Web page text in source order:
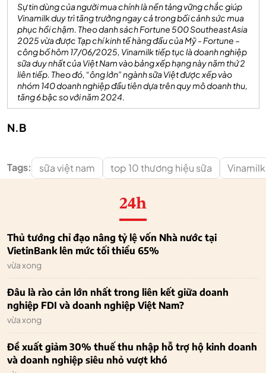
Sự tin dùng của người mua chính là nền tảng vững chắc giúp
Vinamilk duy trì tăng trưởng ngay cả trong bối cảnh sức mua
phục hồi chậm. Theo danh sách Fortune 500 Southeast Asia
2025 vừa được Tạp chí kinh tế hàng đầu của Mỹ - Fortune –
công bố hôm 17/06/2025, Vinamilk tiếp tục là doanh nghiệp
sữa duy nhất của Việt Nam vào bảng xếp hạng này năm thứ 2
liên tiếp. Theo đó, “ông lớn” ngành sữa Việt được xếp vào
nhóm 140 doanh nghiệp đầu tiên dựa trên quy mô doanh thu,
tăng 6 bậc so với năm 2024.
N.B
Tags: sữa việt nam top 10 thương hiệu sữa Vinamilk
24h
Thủ tướng chỉ đạo nâng tỷ lệ vốn Nhà nước tại
VietinBank lên mức tối thiểu 65%
vừa xong
Đâu là rào cản lớn nhất trong liên kết giữa doanh
nghiệp FDI và doanh nghiệp Việt Nam?
vừa xong
Đề xuất giảm 30% thuế thu nhập hỗ trợ hộ kinh doanh
và doanh nghiệp siêu nhỏ vượt khó